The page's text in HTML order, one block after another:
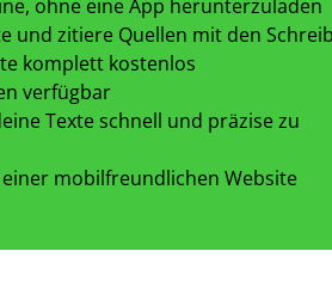
ohne eine App herunterzuladen
und zitiere Quellen mit den
komplett kostenlos
verfügbar
Texte schnell und präzise zu
mobilfreundlichen Website